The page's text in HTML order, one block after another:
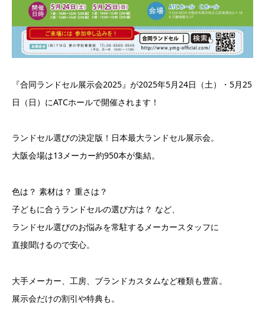
『合同ランドセル展示会2025』が2025年5月24日（土）・5月25
日（日）にATCホールで開催されます！
ランドセル選びの決定版！日本最大ランドセル展示会。
大阪会場は13メーカー約950本が集結。
色は？ 素材は？ 重さは？
子どもに合うランドセルの選び方は？ など、
ランドセル選びのお悩みを常駐するメーカースタッフに
直接聞けるので安心。
大手メーカー、工房、ブランドカスタムなど種類も豊富。
展示会だけの割引や特典も。